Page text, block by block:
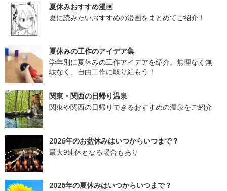
夏休みおすすめ漫画
夏に読みたいおすすめの漫画をまとめてご紹介！
夏休みの工作のアイデア集
学年別に夏休みの工作アイデアを紹介。無理なく無
駄なく、自由工作に取り組もう！
関東・関西の日帰り温泉
関東や関西の日帰りできるおすすめの温泉をご紹介
2026年のお盆休みはいつからいつまで？
最大9連休となる場合もあり
2026年の夏休みはいつからいつまで？